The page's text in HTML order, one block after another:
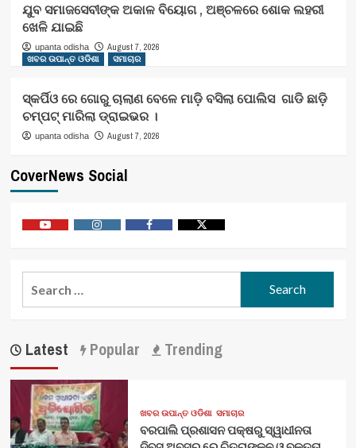
ଯୁବ ସମାଜସେବୀଙ୍କ ଅକାଳ ବିୟୋଗ , ଅଞ୍ଚଳରେ ଶୋକ ଲହରୀ
ଖେଳି ଯାଇଛି
upanta odisha
August 7, 2026
ଖବର ଉପାନ୍ତ ଓଡିଶା
ସମାଚାର
ସ୍କର୍ପିଓ ରେ ଗୋରୁ ଚାଲାଣ ବେଳେ ମାଡ଼ି ବସିଲା ପୋଲିସ ଗାଡି ଛାଡ଼ି
ଚମ୍ପଟ୍ ମାରିଲା ଡ୍ରାଇଭର ।
upanta odisha August 7, 2026
CoverNews Social
Latest Popular Trending
ଖବର ଉପାନ୍ତ ଓଡିଶା ସମାଚାର
ବରପାଲି ପ୍ରଶାସନ ପକ୍ଷରୁ ସ୍ୱାଧୀନତା